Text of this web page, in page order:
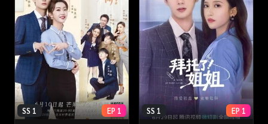
SS 1 EP 1 SS 1 EP 1